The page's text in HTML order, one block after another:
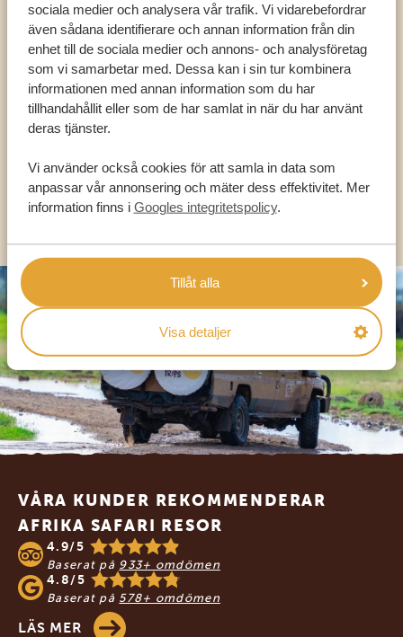
sociala medier och analysera vår trafik. Vi vidarebefordrar
även sådana identifierare och annan information från din
enhet till de sociala medier och annons- och analysföretag
som vi samarbetar med. Dessa kan i sin tur kombinera
informationen med annan information som du har
tillhandahållit eller som de har samlat in när du har använt
deras tjänster.
Vi använder också cookies för att samla in data som
anpassar vår annonsering och mäter dess effektivitet. Mer
information finns i Googles integritetspolicy.
Tillåt alla
Visa detaljer
Ring en av våra experter
VÅRA SPECIALISTER FINNS HÄR FÖR ATT
HJÄLPA DIG
SV:+31 174 788 101
OLIKA LÄNDER
Footer
VÅRA KUNDER REKOMMENDERAR
AFRIKA SAFARI RESOR
4.9/5
Baserat på 933+ omdömen
4.8/5
Baserat på 578+ omdömen
LÄS MER